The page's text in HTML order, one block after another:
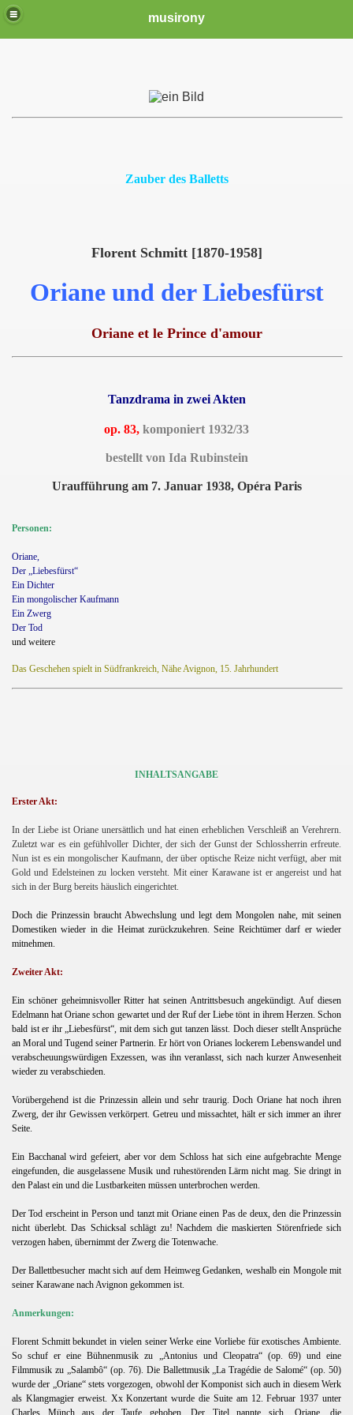
musirony
Zauber des Balletts
Florent Schmitt [1870-1958]
Oriane und der Liebesfürst
Oriane et le Prince d'amour
Tanzdrama in zwei Akten
op. 83, komponiert 1932/33
bestellt von Ida Rubinstein
Uraufführung am 7. Januar 1938, Opéra Paris
Personen:
Oriane,
Der „Liebesfürst“
Ein Dichter
Ein mongolischer Kaufmann
Ein Zwerg
Der Tod
und weitere
Das Geschehen spielt in Südfrankreich, Nähe Avignon, 15. Jahrhundert
INHALTSANGABE
Erster Akt:
In der Liebe ist Oriane unersättlich und hat einen erheblichen Verschleiß an Verehrern.
Zuletzt war es ein gefühlvoller Dichter, der sich der Gunst der Schlossherrin erfreute.
Nun ist es ein mongolischer Kaufmann, der über optische Reize nicht verfügt, aber mit
Gold und Edelsteinen zu locken versteht. Mit einer Karawane ist er angereist und hat
sich in der Burg bereits häuslich eingerichtet.
Doch die Prinzessin braucht Abwechslung und legt dem Mongolen nahe, mit seinen
Domestiken wieder in die Heimat zurückzukehren. Seine Reichtümer darf er wieder
mitnehmen.
Zweiter Akt:
Ein schöner geheimnisvoller Ritter hat seinen Antrittsbesuch angekündigt. Auf diesen
Edelmann hat Oriane schon gewartet und der Ruf der Liebe tönt in ihrem Herzen. Schon
bald ist er ihr „Liebesfürst“, mit dem sich gut tanzen lässt. Doch dieser stellt Ansprüche
an Moral und Tugend seiner Partnerin. Er hört von Orianes lockerem Lebenswandel und
verabscheuungswürdigen Exzessen, was ihn veranlasst, sich nach kurzer Anwesenheit
wieder zu verabschieden.
Vorübergehend ist die Prinzessin allein und sehr traurig. Doch Oriane hat noch ihren
Zwerg, der ihr Gewissen verkörpert. Getreu und missachtet, hält er sich immer an ihrer
Seite.
Ein Bacchanal wird gefeiert, aber vor dem Schloss hat sich eine aufgebrachte Menge
eingefunden, die ausgelassene Musik und ruhestörenden Lärm nicht mag. Sie dringt in
den Palast ein und die Lustbarkeiten müssen unterbrochen werden.
Der Tod erscheint in Person und tanzt mit Oriane einen Pas de deux, den die Prinzessin
nicht überlebt. Das Schicksal schlägt zu! Nachdem die maskierten Störenfriede sich
verzogen haben, übernimmt der Zwerg die Totenwache.
Der Ballettbesucher macht sich auf dem Heimweg Gedanken, weshalb ein Mongole mit
seiner Karawane nach Avignon gekommen ist.
Anmerkungen:
Florent Schmitt bekundet in vielen seiner Werke eine Vorliebe für exotisches Ambiente.
So schuf er eine Bühnenmusik zu „Antonius und Cleopatra“ (op. 69) und eine
Filmmusik zu „Salambô“ (op. 76). Die Ballettmusik „La Tragédie de Salomé“ (op. 50)
wurde der „Oriane“ stets vorgezogen, obwohl der Komponist sich auch in diesem Werk
als Klangmagier erweist. Xx Konzertant wurde die Suite am 12. Februar 1937 unter
Charles Münch aus der Taufe gehoben. Der Titel nannte sich „Oriane, die